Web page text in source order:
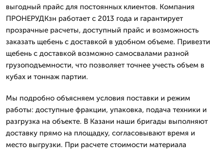
выгодный прайс для постоянных клиентов. Компания
ПРОНЕРУДКзн работает с 2013 года и гарантирует
прозрачные расчеты, доступный прайс и возможность
заказать щебень с доставкой в удобном объеме. Привезти
щебень с доставкой возможно самосвалами разной
грузоподъемности, что позволяет точнее учесть объем в
кубах и тоннаж партии.
Мы подробно объясняем условия поставки и режим
работы: доступные фракции, упаковка, подача техники и
разгрузка на объекте. В Казани наши бригады выполняют
доставку прямо на площадку, согласовывают время и
место выгрузки. При расчете стоимости материала